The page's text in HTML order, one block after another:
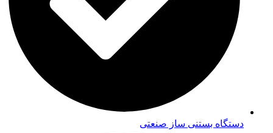
دستگاه بستنی ساز صنعتی